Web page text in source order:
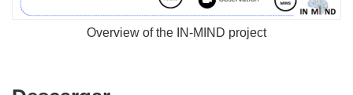
Overview of the IN-MIND project